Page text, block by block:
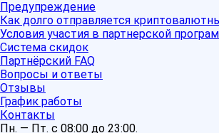
Предупреждение
Как долго отправляется
Условия участия в партнерской
Система скидок
Партнёрский FAQ
Вопросы и ответы
Отзывы
График работы
Контакты
Пн. — Пт. с 08:00 до 23:00.